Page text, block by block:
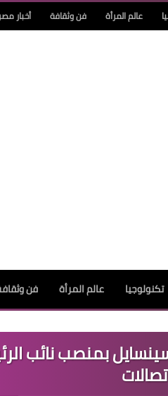
عالم المرأة فن وثقافة أخبار
تكنولوجيا عالم المرأة فن
بمنصب نائب